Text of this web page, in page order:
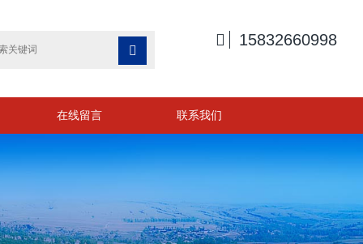

 15832660998
在线留言 联系我们